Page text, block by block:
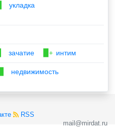
укладка
зачатие ▉+ интим
недвижимость
RSS
mail@mirdat.ru